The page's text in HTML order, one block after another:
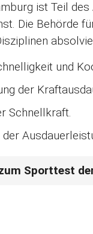
ist Teil
Die Behörde
und
der
Schnellkraft.
der
Sporttest